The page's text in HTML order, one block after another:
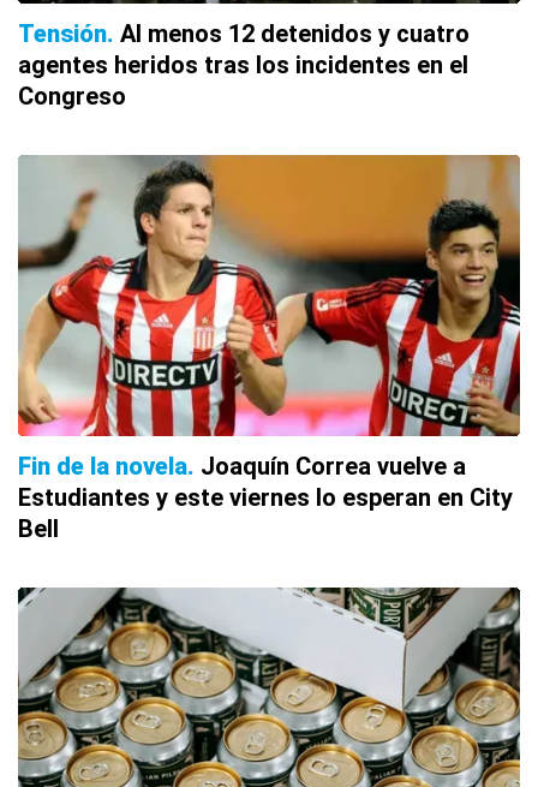
Tensión Al menos 12 detenidos y cuatro
agentes heridos tras los incidentes en el
Congreso
Fin de la novela Joaquín Correa vuelve a
Estudiantes y este viernes lo esperan en City
Bell